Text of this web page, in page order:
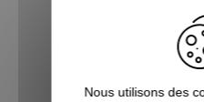
Nous utilisons des